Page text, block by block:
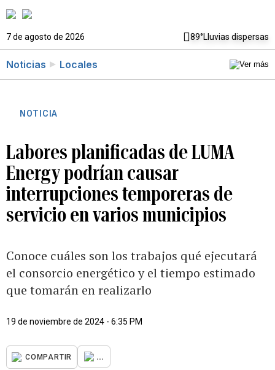
7 de agosto de 2026 89°Lluvias dispersas
Noticias Locales
NOTICIA
Labores planificadas de LUMA
Energy podrían causar
interrupciones temporeras de
servicio en varios municipios
Conoce cuáles son los trabajos qué ejecutará
el consorcio energético y el tiempo estimado
que tomarán en realizarlo
19 de noviembre de 2024 - 6:35 PM
COMPARTIR ...